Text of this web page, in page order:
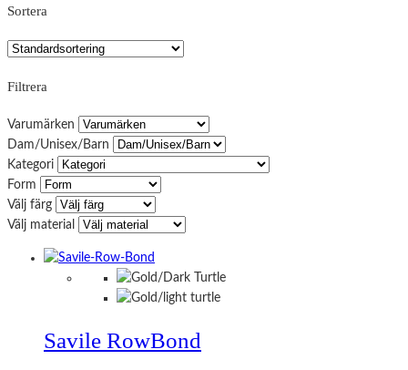
Sortera
Filtrera
Varumärken
Dam/Unisex/Barn
Kategori
Form
Välj färg
Välj material
Savile RowBond